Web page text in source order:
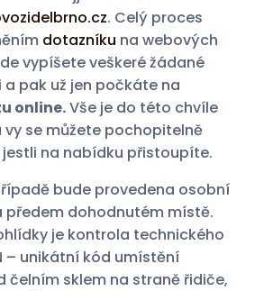
. Celý proces
dotazníku na webových
vypíšete veškeré žádané
pak už jen počkáte na
online.Vše je do této chvíle
vy se můžete pochopitelně
na nabídku přistoupíte.
bude provedena osobní
předem dohodnutém místě.
je kontrola technického
– unikátní kód umístění
čelním sklem na straně řidiče,